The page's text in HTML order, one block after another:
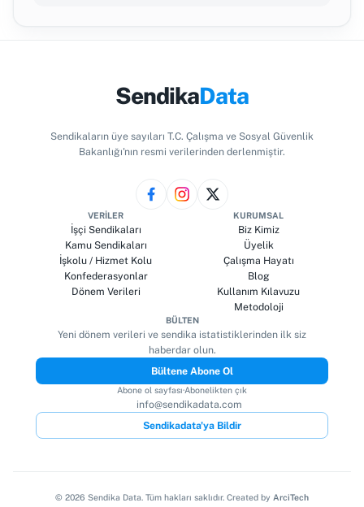
SendikaData
Sendikaların üye sayıları T.C. Çalışma ve Sosyal Güvenlik
Bakanlığı'nın resmi verilerinden derlenmiştir.
VERILER
İşçi Sendikaları
Kamu Sendikaları
İşkolu / Hizmet Kolu
Konfederasyonlar
Dönem Verileri
KURUMSAL
Biz Kimiz
Üyelik
Çalışma Hayatı
Blog
Kullanım Kılavuzu
Metodoloji
BÜLTEN
Yeni dönem verileri ve sendika istatistiklerinden ilk siz
haberdar olun.
Bültene Abone Ol
Abone ol sayfası·Abonelikten çık
info@sendikadata.com
Sendikadata'ya Bildir
© 2026 Sendika Data. Tüm hakları saklıdır. Created by ArciTech